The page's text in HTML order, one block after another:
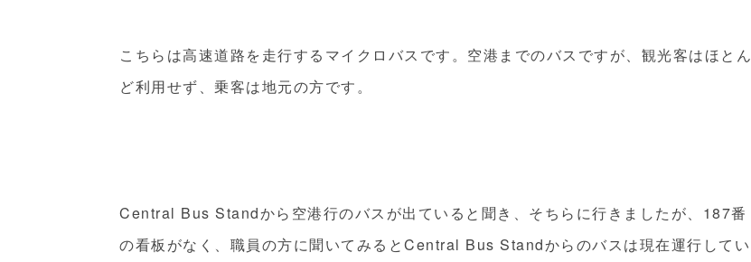
こちらは高速道路を走行するマイクロバスです。空港までのバスですが、観光客はほとん
ど利用せず、乗客は地元の方です。
Central Bus Standから空港行のバスが出ていると聞き、そちらに行きましたが、187番
の看板がなく、職員の方に聞いてみるとCentral Bus Standからのバスは現在運行してい